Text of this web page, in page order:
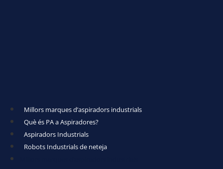
Millors marques d’aspiradors industrials
Què és PA a Aspiradores?
Aspiradors Industrials
Robots Industrials de neteja